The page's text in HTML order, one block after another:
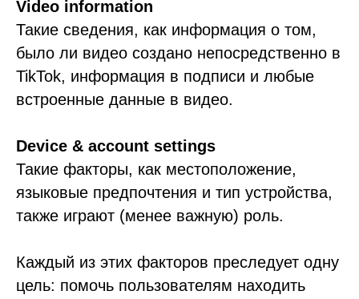
Video information
Такие сведения, как информация о том,
было ли видео создано непосредственно в
TikTok, информация в подписи и любые
встроенные данные в видео.
Device & account settings
Такие факторы, как местоположение,
языковые предпочтения и тип устройства,
также играют (менее важную) роль.
Каждый из этих факторов преследует одну
цель: помочь пользователям находить